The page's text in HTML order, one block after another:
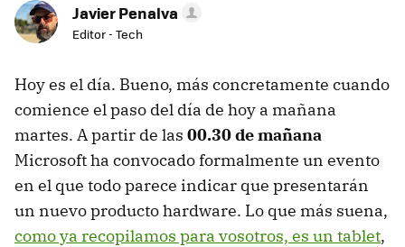
Javier Penalva
Editor - Tech
Hoy es el día. Bueno, más concretamente cuando
comience el paso del día de hoy a mañana
martes. A partir de las 00.30 de mañana
Microsoft ha convocado formalmente un evento
en el que todo parece indicar que presentarán
un nuevo producto hardware. Lo que más suena,
como ya recopilamos para vosotros, es un tablet,